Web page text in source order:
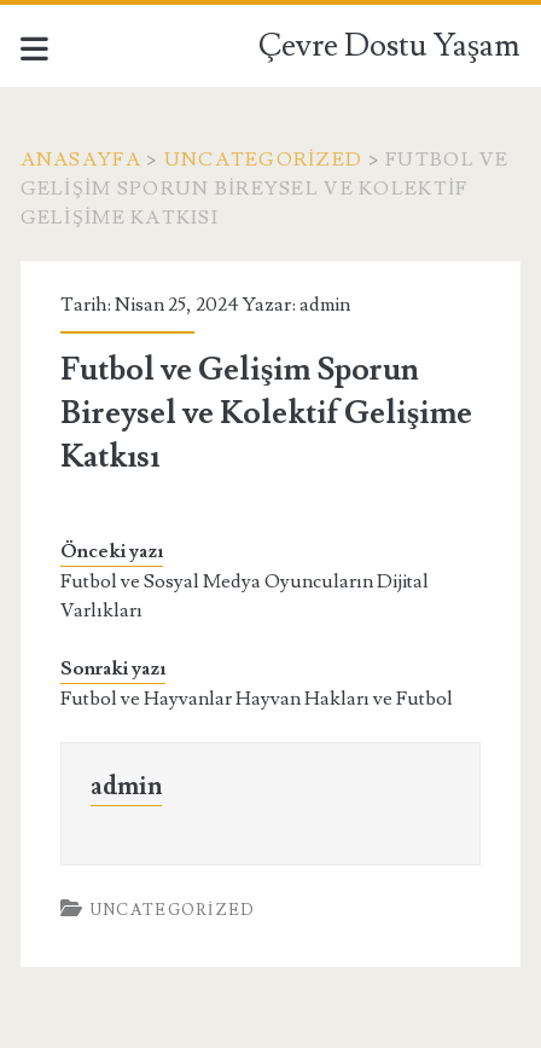
Çevre Dostu Yaşam
ANASAYFA > UNCATEGORIZED >FUTBOL VE
GELIŞIM SPORUN BIREYSEL VE KOLEKTIF
GELIŞIME KATKISI
Tarih: Nisan 25, 2024 Yazar: admin
Futbol ve Gelişim Sporun
Bireysel ve Kolektif Gelişime
Katkısı
Önceki yazı
Futbol ve Sosyal Medya Oyuncuların Dijital
Varlıkları
Sonraki yazı
Futbol ve Hayvanlar Hayvan Hakları ve Futbol
admin
UNCATEGORIZED